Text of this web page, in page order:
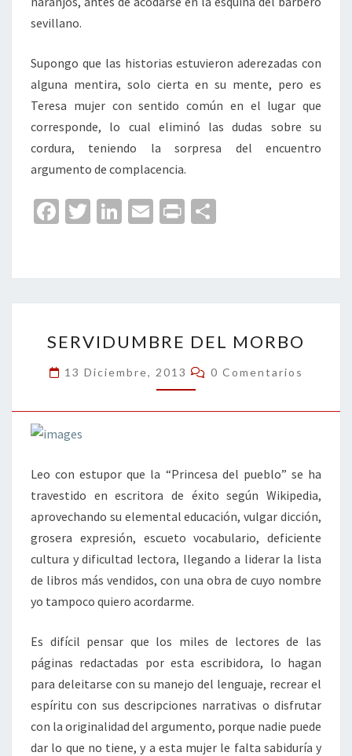
sevillano.
Supongo que las historias estuvieron aderezadas con
alguna mentira, solo cierta en su mente, pero es
Teresa mujer con sentido común en el lugar que
corresponde, lo cual eliminó las dudas sobre su
cordura, teniendo la sorpresa del encuentro
argumento de complacencia.
Fa
o
o
k
T
er
Li
dI
n
E
l
Pr
p
ar
tir
DEL
MORBO
SERVIDUMBRE DEL MORBO
13 Diciembre, 2013 Comentarios
0 Comentarios
Leo con estupor que la “Princesa del pueblo” se ha
travestido en escritora de éxito según Wikipedia,
aprovechando su elemental educación, vulgar dicción,
grosera expresión, escueto vocabulario, deficiente
cultura y dificultad lectora, llegando a liderar la lista
de libros más vendidos, con una obra de cuyo nombre
yo tampoco quiero acordarme.
Es difícil pensar que los miles de lectores de las
páginas redactadas por esta escribidora, lo hagan
para deleitarse con su manejo del lenguaje, recrear el
espíritu con sus descripciones narrativas o disfrutar
con la originalidad del argumento, porque nadie puede
dar lo que no tiene, y a esta mujer le falta sabiduría y